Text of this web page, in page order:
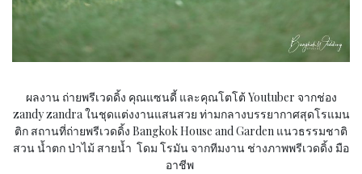
ผลงาน ถ่ายพรีเวดดิ้ง คุณแซนดี้ และคุณโตโต้ Youtuber จากช่อง
zandy zandra ในชุดแต่งงานแสนสวย ท่ามกลางบรรยากาศสุดโรแมน
ติก สถานที่ถ่ายพรีเวดดิ้ง Bangkok House and Garden แนวธรรมชาติ
สวน น้ำตก ป่าไม้ สายน้ำ โดม โรมัน จากทีมงาน ช่างภาพพรีเวดดิ้ง มือ
อาชีพ